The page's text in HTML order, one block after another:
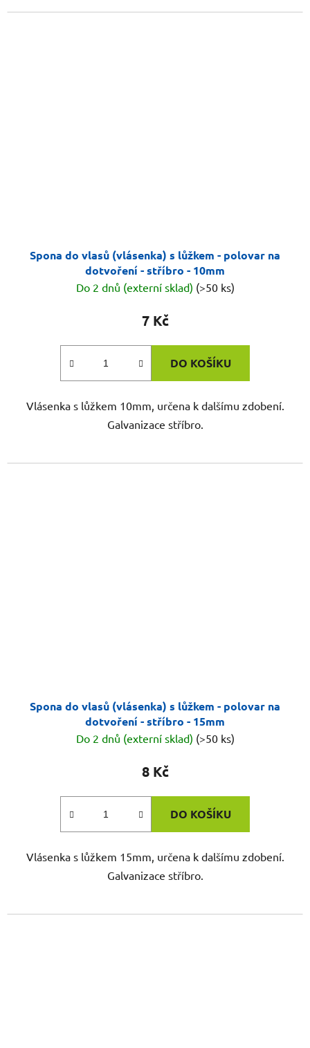
Spona do vlasů (vlásenka) s lůžkem - polovar na
dotvoření - stříbro - 10mm
Do 2 dnů (externí sklad) (>50 ks)
7 Kč
DO KOŠÍKU
Vlásenka s lůžkem 10mm, určena k dalšímu zdobení.
Galvanizace stříbro.
Spona do vlasů (vlásenka) s lůžkem - polovar na
dotvoření - stříbro - 15mm
Do 2 dnů (externí sklad) (>50 ks)
8 Kč
DO KOŠÍKU
Vlásenka s lůžkem 15mm, určena k dalšímu zdobení.
Galvanizace stříbro.